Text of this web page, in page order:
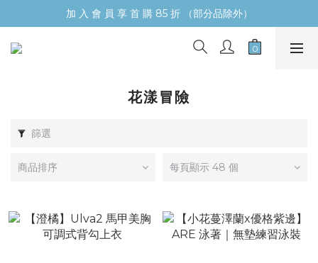
加 入 會 員 享 首 購 85 折 （部分品除外）
花漾冒險
篩選
商品排序 每頁顯示 48 個